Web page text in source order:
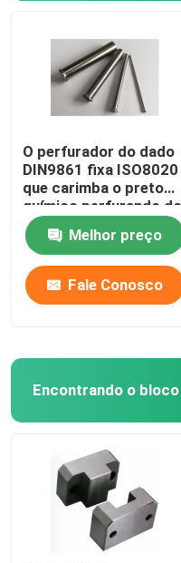
O perfurador do dado
DIN9861 fixa ISO8020
que carimba o preto
químico perfurando do
perfurador
Melhor preço
Fale Conosco
Encontrando o bloco